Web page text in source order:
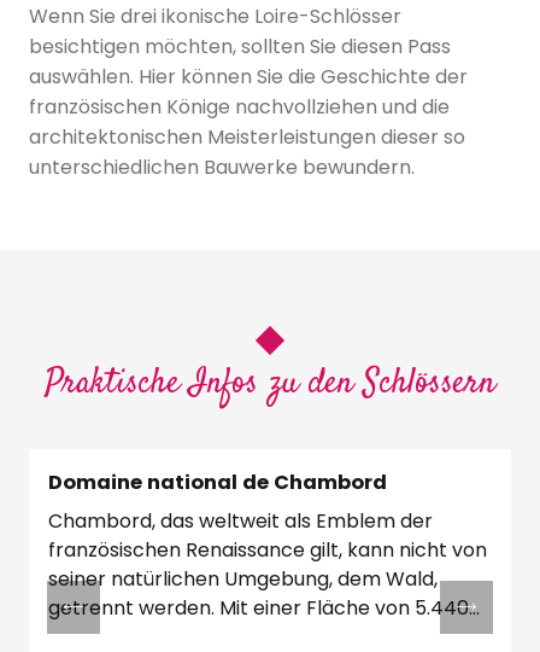
Wenn Sie drei ikonische Loire-Schlösser
besichtigen möchten, sollten Sie diesen Pass
auswählen. Hier können Sie die Geschichte der
französischen Könige nachvollziehen und die
architektonischen Meisterleistungen dieser so
unterschiedlichen Bauwerke bewundern.
Praktische Infos zu den Schlössern
Domaine national de Chambord
Chambord, das weltweit als Emblem der
französischen Renaissance gilt, kann nicht von
seiner natürlichen Umgebung, dem Wald,
getrennt werden. Mit einer Fläche von 5.440
Hektar...